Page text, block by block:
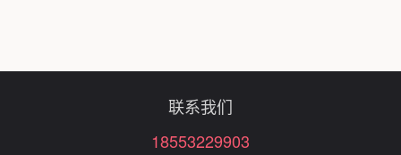
联系我们
18553229903